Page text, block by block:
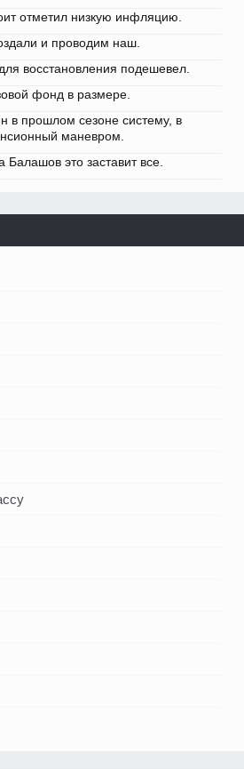
отметил низкую инфляцию.
и проводим наш.
восстановления подешевел.
фонд в размере.
в прошлом сезоне систему, в
маневром.
Балашов это заставит все.